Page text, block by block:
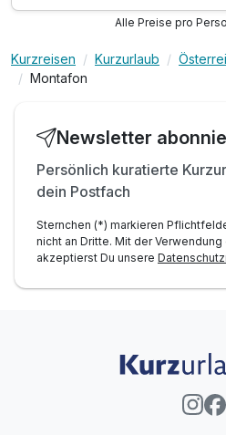
inkl. Benutzung unseres 2000
inkl. Kristallpool Hallenbad,
inkl. unterschiedliche Ruheräume
inkl. Parkplatznutzung
inkl. W-LAN Nutzung
Alle Preise pro
Kurzreisen Kurzurlaub
Montafon
Newsletter
Persönlich kuratierte
dein Postfach
Sternchen (*) markieren
nicht an Dritte. Mit der
akzeptierst Du unsere